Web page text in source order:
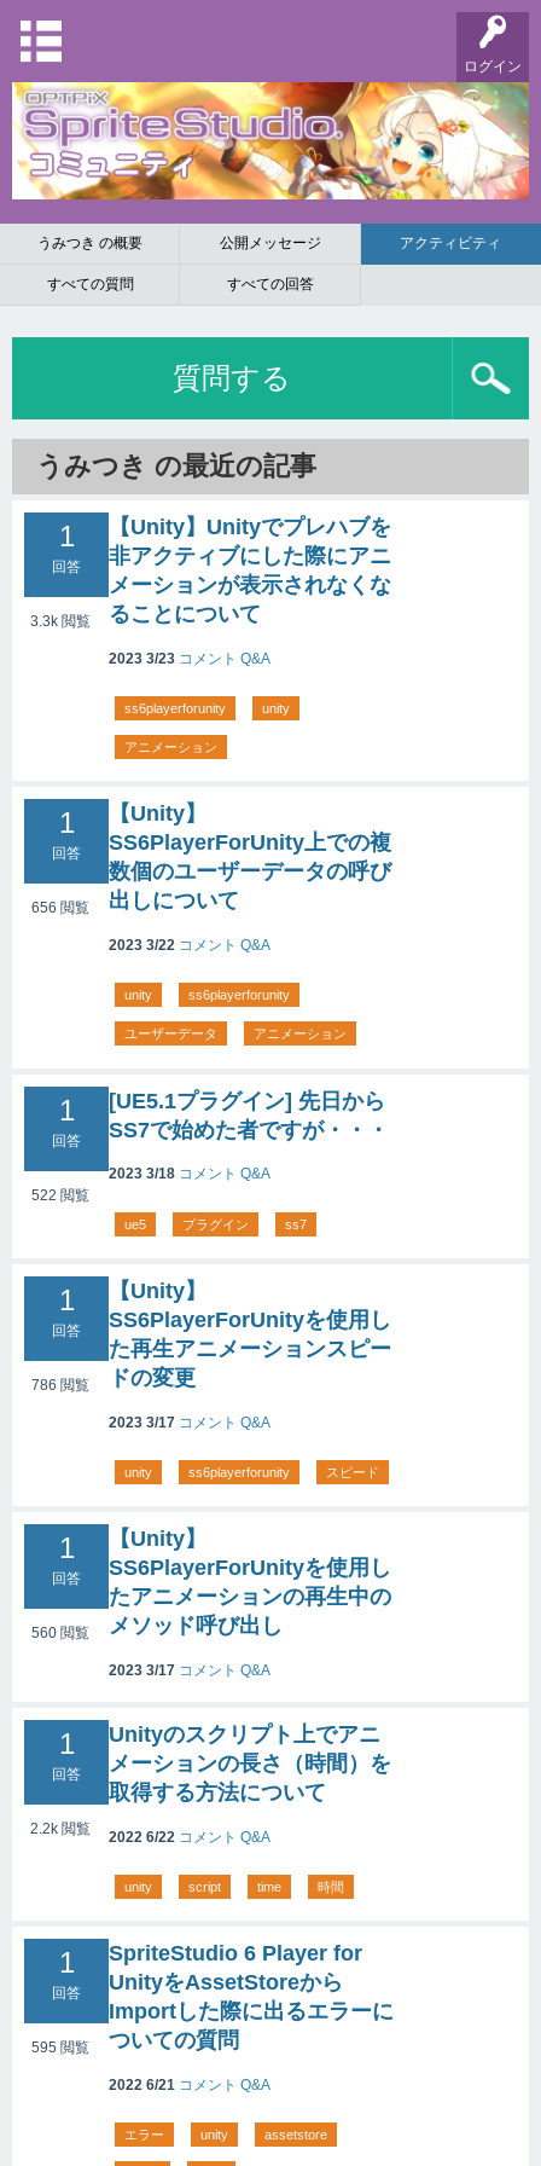
ログイン
うみつき の概要 公開メッセージ アクティビティ
すべての質問 すべての回答
質問する
うみつき の最近の記事
1
回答
3.3k 閲覧
【Unity】Unityでプレハブを
非アクティブにした際にアニ
メーションが表示されなくな
ることについて
2023 3/23 コメント Q&A
ss6playerforunity unity
アニメーション
1
回答
656 閲覧
【Unity】
SS6PlayerForUnity上での複
数個のユーザーデータの呼び
出しについて
2023 3/22 コメント Q&A
unity ss6playerforunity
ユーザーデータ アニメーション
1
回答
522 閲覧
[UE5.1プラグイン] 先日から
SS7で始めた者ですが・・・
2023 3/18 コメント Q&A
ue5 プラグイン ss7
1
回答
786 閲覧
【Unity】
SS6PlayerForUnityを使用し
た再生アニメーションスピー
ドの変更
2023 3/17 コメント Q&A
unity ss6playerforunity スピード
1
回答
560 閲覧
【Unity】
SS6PlayerForUnityを使用し
たアニメーションの再生中の
メソッド呼び出し
2023 3/17 コメント Q&A
1
回答
2.2k 閲覧
Unityのスクリプト上でアニ
メーションの長さ（時間）を
取得する方法について
2022 6/22 コメント Q&A
unity script time 時間
1
回答
595 閲覧
SpriteStudio 6 Player for
UnityをAssetStoreから
Importした際に出るエラーに
ついての質問
2022 6/21 コメント Q&A
エラー unity assetstore